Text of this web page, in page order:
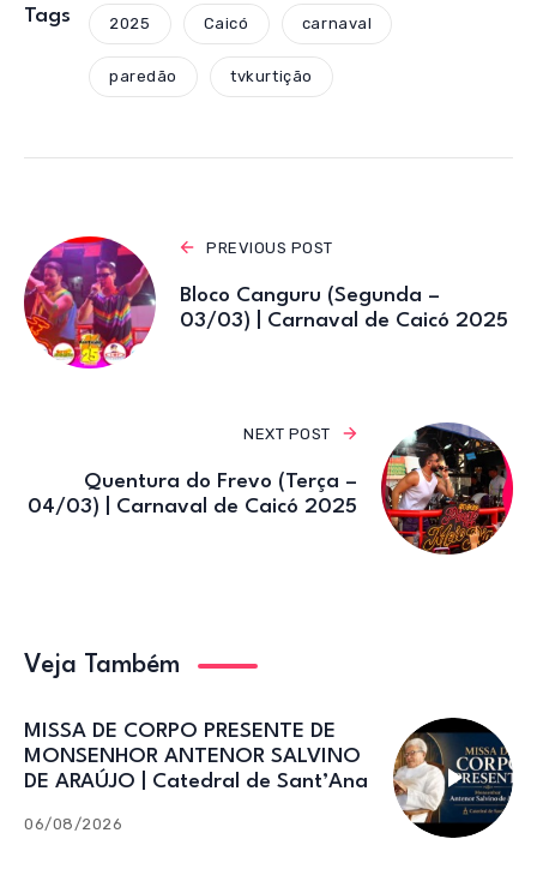
s
A
p
e
b
o
te
r
gr
Tags 2025 Caicó carnaval
paredão tvkurtição
PREVIOUS POST
Bloco Canguru (Segunda –
03/03) | Carnaval de Caicó 2025
NEXT POST
Quentura do Frevo (Terça –
04/03) | Carnaval de Caicó 2025
Veja Também
MISSA DE CORPO PRESENTE DE
MONSENHOR ANTENOR SALVINO
DE ARAÚJO | Catedral de Sant’Ana
06/08/2026